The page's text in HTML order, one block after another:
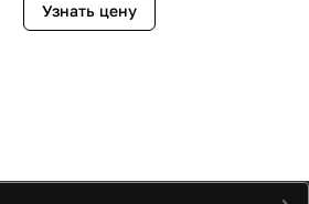
Узнать цену